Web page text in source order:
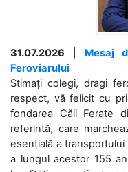
31.07.2026
Mesaj
Feroviarului
Stimați colegi, dragi
respect, vă felicit cu
fondarea Căii Ferate
referință, care
esențială a
a lungul acestor 155